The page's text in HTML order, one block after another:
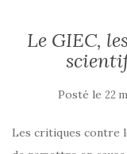
Le GIEC,
Posté le 22
Les critiques contre